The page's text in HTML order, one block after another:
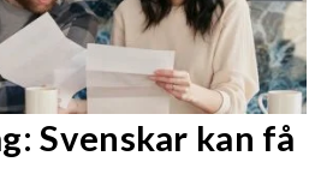
Svenskar kan få